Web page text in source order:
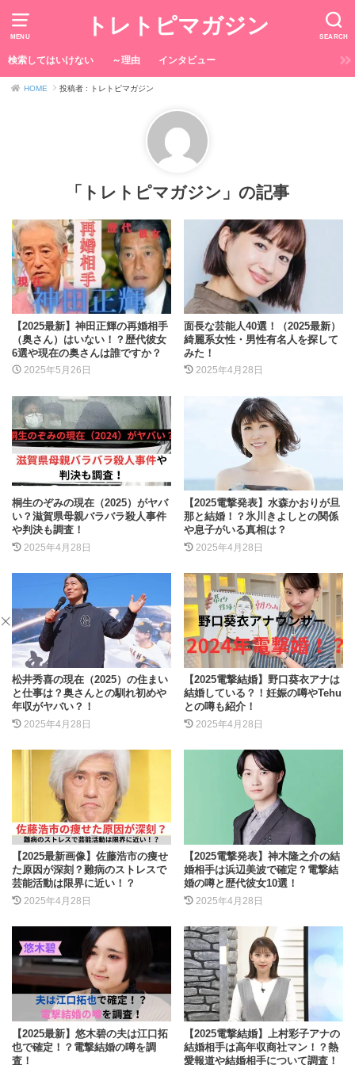
MENU SEARCH
トレトピマガジン
検索してはいけない ～理由 インタビュー
HOME 投稿者 : トレトピマガジン
「トレトピマガジン」の記事
【2025最新】神田正輝の再婚相手
（奥さん）はいない！？歴代彼女
6選や現在の奥さんは誰ですか？
2025年5月26日
面長な芸能人40選！（2025最新）
綺麗系女性・男性有名人を探して
みた！
2025年4月28日
桐生のぞみの現在（2025）がヤバ
い？滋賀県母親バラバラ殺人事件
や判決も調査！
2025年4月28日
【2025電撃発表】水森かおりが旦
那と結婚！？氷川きよしとの関係
や息子がいる真相は？
2025年4月28日
松井秀喜の現在（2025）の住まい
と仕事は？奥さんとの馴れ初めや
年収がヤバい？！
2025年4月28日
【2025電撃結婚】野口葵衣アナは
結婚している？！妊娠の噂やTehu
との噂も紹介！
2025年4月28日
【2025最新画像】佐藤浩市の痩せ
た原因が深刻？難病のストレスで
芸能活動は限界に近い！？
2025年4月28日
【2025電撃発表】神木隆之介の結
婚相手は浜辺美波で確定？電撃結
婚の噂と歴代彼女10選！
2025年4月28日
【2025最新】悠木碧の夫は江口拓
也で確定！？電撃結婚の噂を調
査！
【2025電撃結婚】上村彩子アナの
結婚相手は高年収商社マン！？熱
愛報道や結婚相手について調査！